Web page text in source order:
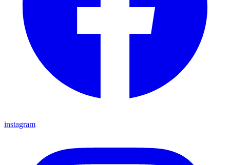
instagram